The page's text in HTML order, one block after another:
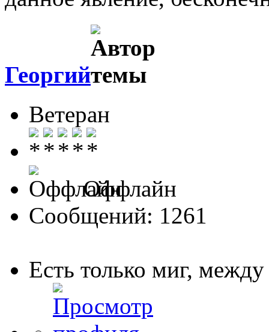
Георгий
Ветеран
Оффлайн
Сообщений: 1261
Есть только миг,